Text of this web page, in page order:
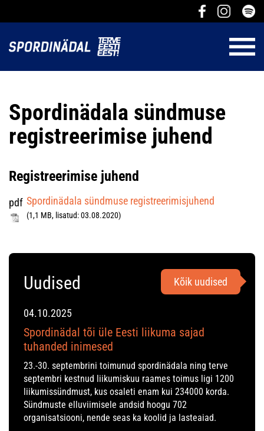
Spordinädala sündmuse
registreerimise juhend
Registreerimise juhend
pdf Spordinädala sündmuse registreerimisjuhend
(1,1 MB, lisatud: 03.08.2020)
Uudised Kõik uudised
04.10.2025
Spordinädal tõi üle Eesti liikuma sajad
tuhanded inimesed
23.-30. septembrini toimunud spordinädala ning terve
septembri kestnud liikumiskuu raames toimus ligi 1200
liikumissündmust, kus osaleti enam kui 234000 korda.
Sündmuste elluviimisele andsid hoogu 702
organisatsiooni, nende seas ka koolid ja lasteaiad.